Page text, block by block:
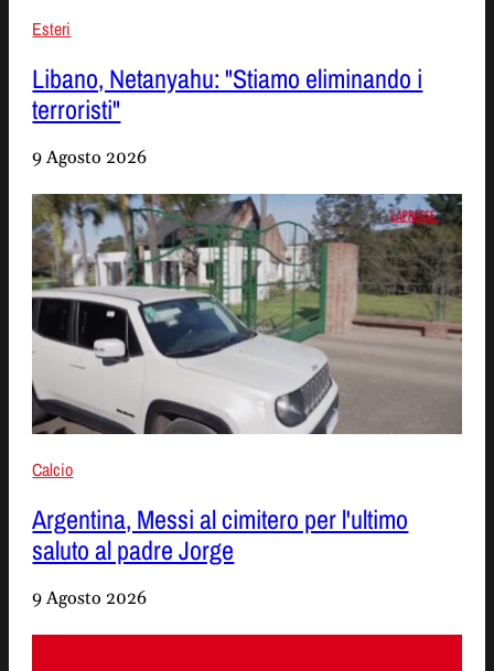
Esteri
Libano, Netanyahu: "Stiamo eliminando i
terroristi"
9 Agosto 2026
Calcio
Argentina, Messi al cimitero per l'ultimo
saluto al padre Jorge
9 Agosto 2026